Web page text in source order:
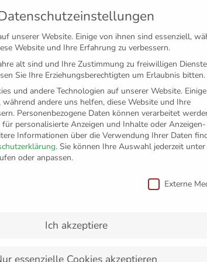
FANSHOP VFB MEDIEN
hat bei seiner
Saison vorgestellt. Die Favoritenrolle
...
unserer Website. Einige von ihnen sind essenziell,
Website und Ihre Erfahrung zu verbessern.
alt sind und Ihre Zustimmung zu freiwilligen
Sie Ihre Erziehungsberechtigten um Erlaubnis bitten.
und andere Technologien auf unserer Website.
während andere uns helfen, diese Website und Ihre
Personenbezogene Daten können verarbeitet
für personalisierte Anzeigen und Inhalte oder
Informationen über die Verwendung Ihrer Daten
. Sie können Ihre Auswahl jederzeit unter
oder anpassen.
Externe
Ich akzeptiere
essenzielle Cookies akzeptieren